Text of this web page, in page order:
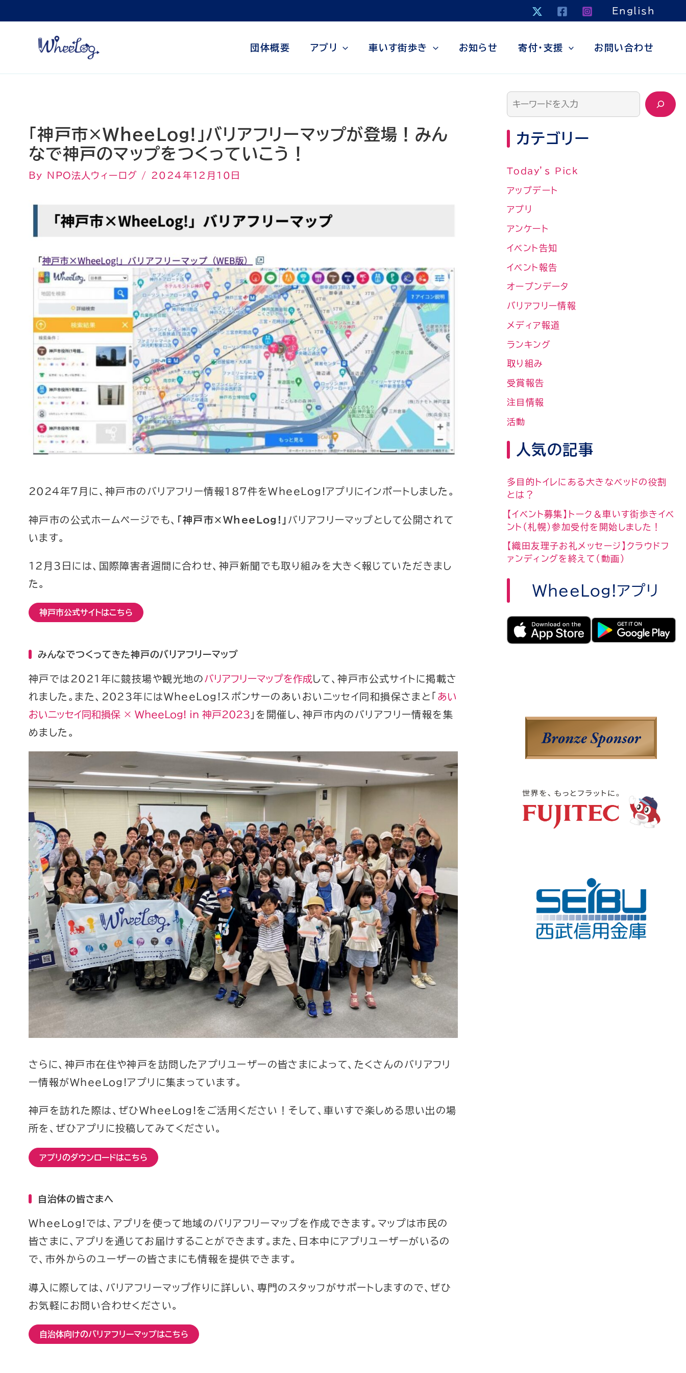
容
キ
English
団体概要 アプリ 車いす街歩き お知らせ 寄付・支援 お問い合わせ
「神戸市×WheeLog!」バリアフリーマップが登場！みん
なで神戸のマップをつくっていこう！
By NPO法人ウィーログ / 2024年12月10日
2024年7月に、神戸市のバリアフリー情報187件をWheeLog!アプリにインポートしました。
神戸市の公式ホームページでも、 「神戸市×WheeLog!」 バリアフリーマップとして公開されて
います。
12月3日には、国際障害者週間に合わせ、神戸新聞でも取り組みを大きく報じていただきまし
た。
神戸市公式サイトはこちら
みんなでつくってきた神戸のバリアフリーマップ
神戸では2021年に競技場や観光地の バリアフリーマップを作成して、神戸市公式サイトに掲載さ
れました。また、2023年にはWheeLog!スポンサーのあいおいニッセイ同和損保さまと「 あい
おいニッセイ同和損保 × WheeLog! in 神戸2023 」を開催し、神戸市内のバリアフリー情報を集
めました。
さらに、神戸市在住や神戸を訪問したアプリユーザーの皆さまによって、たくさんのバリアフリ
ー情報がWheeLog!アプリに集まっています。
神戸を訪れた際は、ぜひWheeLog!をご活用ください！そして、車いすで楽しめる思い出の場
所を、ぜひアプリに投稿してみてください。
アプリのダウンロードはこちら
自治体の皆さまへ
WheeLog!では、アプリを使って地域のバリアフリーマップを作成できます。マップは市民の
皆さまに、アプリを通じてお届けすることができます。また、日本中にアプリユーザーがいるの
で、市外からのユーザーの皆さまにも情報を提供できます。
導入に際しては、バリアフリーマップ作りに詳しい、専門のスタッフがサポートしますので、ぜひ
お気軽にお問い合わせください。
自治体向けのバリアフリーマップはこちら
カテゴリー
Today’s Pick
アップデート
アプリ
アンケート
イベント告知
イベント報告
オープンデータ
バリアフリー情報
メディア報道
ランキング
取り組み
受賞報告
注目情報
活動
人気の記事
多目的トイレにある大きなベッドの役割
とは？
【イベント募集】トーク＆車いす街歩きイベ
ント（札幌）参加受付を開始しました！
【織田友理子お礼メッセージ】クラウドフ
ァンディングを終えて（動画）
WheeLog!アプリ